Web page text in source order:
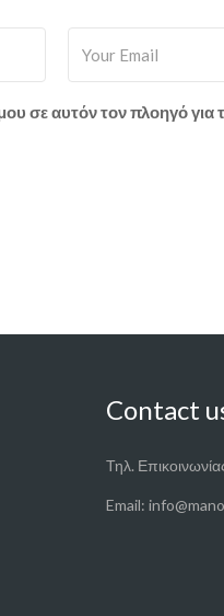
σε αυτόν τον πλοηγό
Contact
Τηλ.
Email: